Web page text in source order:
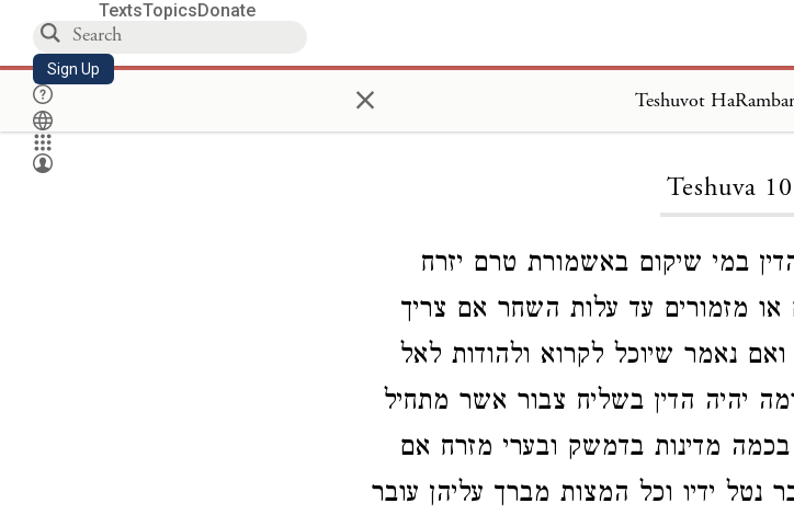
TextsTopicsDonate
Sign Up × Teshuvot
Teshuva
הדין במי שיקום באשמורת טרם יזרח
או מזמורים עד עלות השחר אם צריך
נאמר שיוכל לקרוא ולהודות לאל
יהיה הדין בשליח צבור אשר מתחיל
מדינות בדמשק ובערי מזרח אם
ידיו וכל המצות מברך עליהן עובר